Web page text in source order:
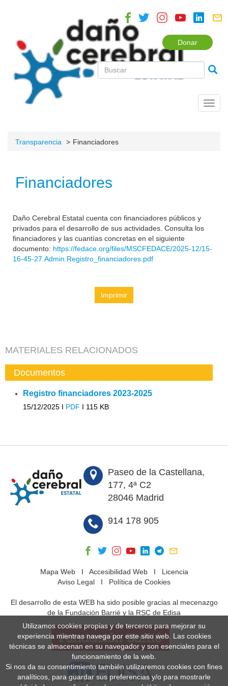
Donar
Transparencia Financiadores
Financiadores
Daño Cerebral Estatal cuenta con financiadores públicos y
privados para el desarrollo de sus actividades. Consulta los
financiadores y las cuantías concretas en el siguiente
documento: https://fedace.org/files/MSCFEDACE/2025-12/15-
16-45-27.Admin.Registro_financiadores.pdf
Imprimir
MATERIALES RELACIONADOS
Documentos
Registro financiadores 2023-2025
15/12/2025 I PDF I 115 KB
Paseo de la Castellana,
177, 4ª C2
28046 Madrid
914 178 905
Mapa WebI Accesibilidad WebI Licencia
Aviso Legal I Política de Cookies
El desarrollo de esta WEB ha sido posible gracias al mecenazgo
de la Fundación Barrié y la RSC de Edisa
Utilizamos cookies propias y de terceros para mejorar su
experiencia mientras navega por este sitio web. Las cookies
técnicas se almacenan en su navegador y son esenciales para el
funcionamiento de la web.
Si nos da su consentimiento también utilizaremos cookies con fines
analíticos, para guardar sus preferencias y/o para mostrarle